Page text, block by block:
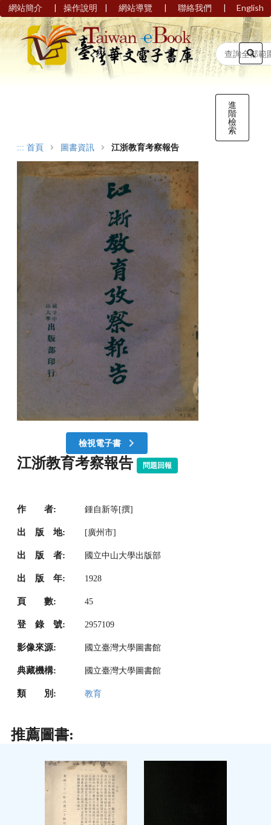
網站簡介 | 操作說明 | 網站導覽 | 聯絡我們 | English
進
階
檢
索
::: 首頁 圖書資訊 江浙教育考察報告
檢視電子書
江浙教育考察報告 問題回報
作 者: 鍾自新等[撰]
出 版 地: [廣州市]
出 版 者: 國立中山大學出版部
出 版 年: 1928
頁 數: 45
登 錄 號: 2957109
影像來源: 國立臺灣大學圖書館
典藏機構: 國立臺灣大學圖書館
類 別: 教育
推薦圖書: